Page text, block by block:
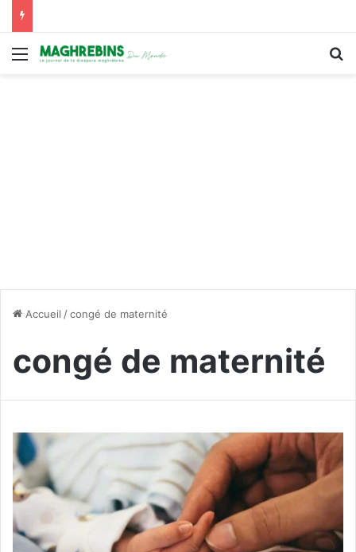
Menu
Accueil /congé de maternité
congé de maternité